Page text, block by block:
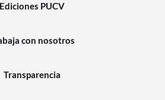
Ediciones PUCV
con nosotros
Transparencia